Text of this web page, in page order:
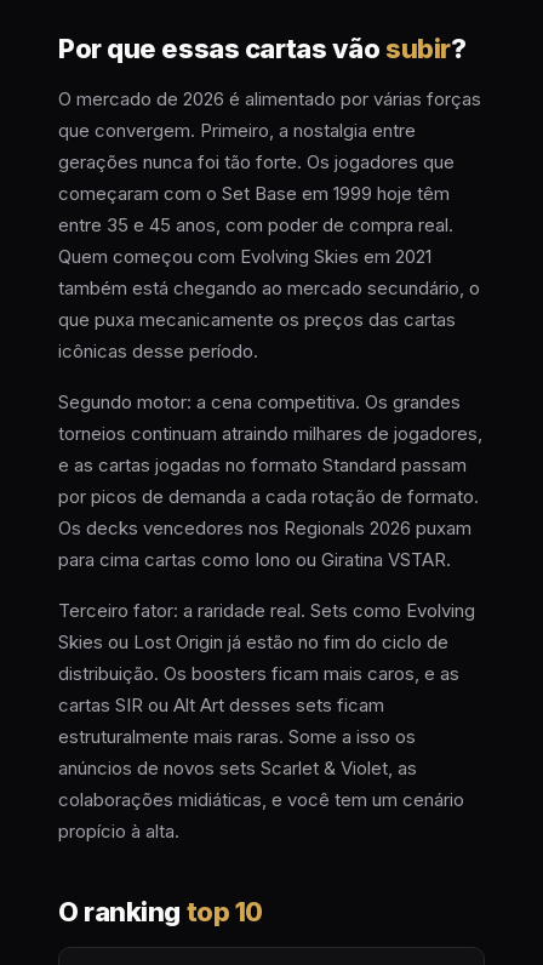
Por que essas cartas vãosubir?
O mercado de 2026 é alimentado por várias forças
que convergem. Primeiro, a nostalgia entre
gerações nunca foi tão forte. Os jogadores que
começaram com o Set Base em 1999 hoje têm
entre 35 e 45 anos, com poder de compra real.
Quem começou com Evolving Skies em 2021
também está chegando ao mercado secundário, o
que puxa mecanicamente os preços das cartas
icônicas desse período.
Segundo motor: a cena competitiva. Os grandes
torneios continuam atraindo milhares de jogadores,
e as cartas jogadas no formato Standard passam
por picos de demanda a cada rotação de formato.
Os decks vencedores nos Regionals 2026 puxam
para cima cartas como Iono ou Giratina VSTAR.
Terceiro fator: a raridade real. Sets como Evolving
Skies ou Lost Origin já estão no fim do ciclo de
distribuição. Os boosters ficam mais caros, e as
cartas SIR ou Alt Art desses sets ficam
estruturalmente mais raras. Some a isso os
anúncios de novos sets Scarlet & Violet, as
colaborações midiáticas, e você tem um cenário
propício à alta.
O ranking top 10